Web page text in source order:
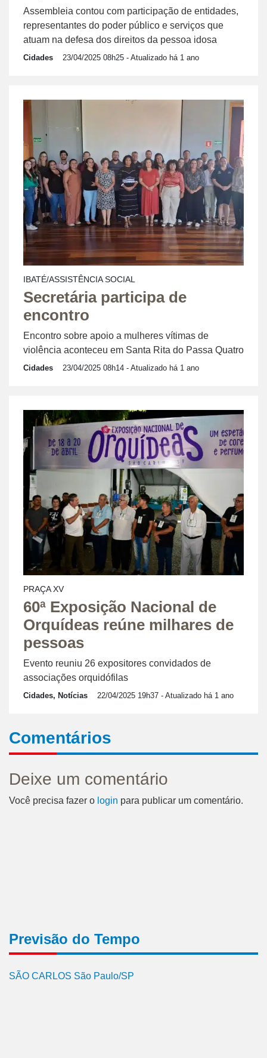
Assembleia contou com participação de entidades,
representantes do poder público e serviços que
atuam na defesa dos direitos da pessoa idosa
Cidades 23/04/2025 08h25 - Atualizado há 1 ano
IBATÉ/ASSISTÊNCIA SOCIAL
Secretária participa de
encontro
Encontro sobre apoio a mulheres vítimas de
violência aconteceu em Santa Rita do Passa Quatro
Cidades 23/04/2025 08h14 - Atualizado há 1 ano
PRAÇA XV
60ª Exposição Nacional de
Orquídeas reúne milhares de
pessoas
Evento reuniu 26 expositores convidados de
associações orquidófilas
Cidades, Notícias 22/04/2025 19h37 - Atualizado há 1 ano
Comentários
Deixe um comentário
Você precisa fazer o login para publicar um comentário.
Previsão do Tempo
SÃO CARLOS São Paulo/SP